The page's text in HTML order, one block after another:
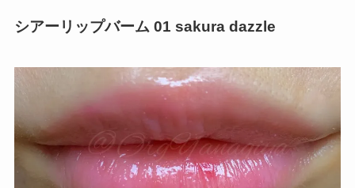
シアーリップバーム 01 sakura dazzle